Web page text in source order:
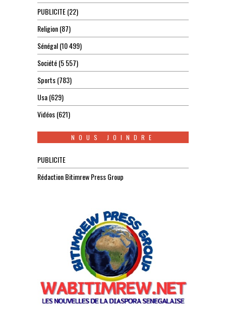
PUBLICITE(22)
Religion(87)
Sénégal(10 499)
Société(5 557)
Sports(783)
Usa(629)
Vidéos(621)
NOUS JOINDRE
PUBLICITE
Rédaction Bitimrew Press Group